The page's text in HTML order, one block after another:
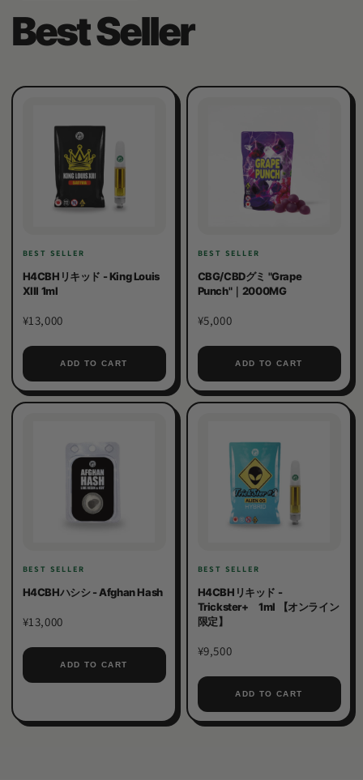
Best Seller
BEST SELLER
H4CBHリキッド - King Louis
XIII 1ml
¥13,000
ADD TO CART
BEST SELLER
CBG/CBDグミ "Grape
Punch"｜2000MG
¥5,000
ADD TO CART
BEST SELLER
H4CBHハシシ - Afghan Hash
¥13,000
ADD TO CART
BEST SELLER
H4CBHリキッド -
Trickster+ 1ml 【オンライン
限定】
¥9,500
ADD TO CART